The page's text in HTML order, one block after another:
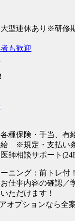
型連休あり※研修
も歓迎
各種保険・手当、有
給 ※規定・支払い
師相談サポート
ニング：前トレ付
仕事内容の確認／
ただけます！
オプションなら全